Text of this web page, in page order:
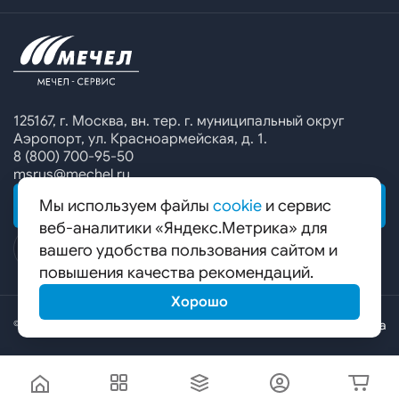
Сбор коммерческих предложений
Специальные предложения
Калькулятор металла
Ижсталь
Уральская кузница
Белорецкий металлургический комбинат
Гурьевский филиал ЧМК
125167, г. Москва, вн. тер. г. муниципальный округ
Аэропорт, ул. Красноармейская, д. 1.
8 (800) 700-95-50
msrus@mechel.ru
ОБРАТНАЯ СВЯЗЬ
© ООО «Мечел-Сервис», 2026 Карта сайта
Мы используем файлы cookie и сервис
веб-аналитики «Яндекс.Метрика» для
вашего удобства пользования сайтом и
повышения качества рекомендаций.
Хорошо